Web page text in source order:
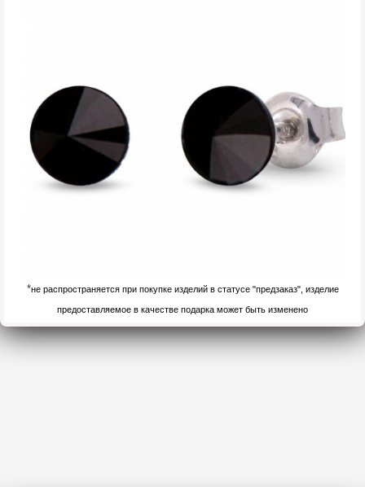
*не распространяется при покупке изделий в статусе "предзаказ", изделие
предоставляемое в качестве подарка может быть изменено